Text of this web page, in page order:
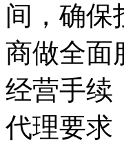
间，确保
商做全面
经营手续
代理要求